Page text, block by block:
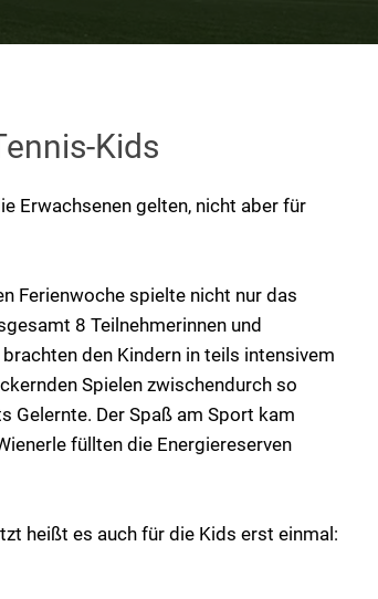
Kids
Erwachsenen gelten, nicht aber für
Ferienwoche spielte nicht nur das
8 Teilnehmerinnen und
den Kindern in teils intensivem
Spielen zwischendurch so
Gelernte. Der Spaß am Sport kam
füllten die Energiereserven
heißt es auch für die Kids erst einmal: